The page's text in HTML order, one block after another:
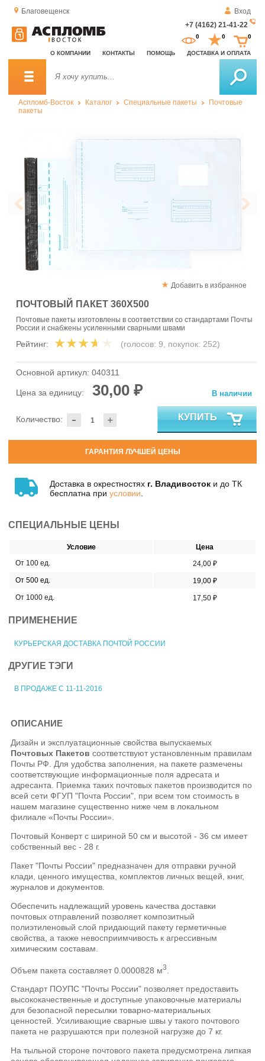
Благовещенск
Вход
+7 (4162) 21-41-22
О КОМПАНИИ КОНТАКТЫ ПОМОЩЬ ДОСТАВКА И ОПЛАТА
0 0 0
Аспломб-Восток Каталог Специальные пакеты
Почтовые
пакеты
Добавить в избранное
ПОЧТОВЫЙ ПАКЕТ 360Х500
Почтовые пакеты изготовлены в соответствии со стандартами Почты
России и снабжены усиленными сварными швами
Рейтинг: (голосов: 9, покупок: 252)
Основной артикул: 040311
Цена за единицу: 30,00 ₽
- +
Количество:
В наличии
КУПИТЬ
ГАРАНТИЯ ЛУЧШЕЙ ЦЕНЫ
Доставка в окрестностях г. Владивосток и до ТК
бесплатна при условии
СПЕЦИАЛЬНЫЕ ЦЕНЫ
Условие
Цена
От 100 ед.
24,00 ₽
От 500 ед.
19,00 ₽
От 1000 ед.
17,50 ₽
ПРИМЕНЕНИЕ
КУРЬЕРСКАЯ ДОСТАВКА ПОЧТОЙ РОССИИ
ДРУГИЕ ТЭГИ
В ПРОДАЖЕ С 11-11-2016
ОПИСАНИЕ
Дизайн и эксплуатационные свойства выпускаемых
Почтовых Пакетов соответствуют установленным правилам
Почты РФ. Для удобства заполнения, на пакете размечены
соответствующие информационные поля адресата и
адресанта. Приемка таких почтовых пакетов производится по
всей сети ФГУП "Почта России", при всем том стоимость в
нашем магазине существенно ниже чем в локальном
филиале «Почты России».
Почтовый Конверт с шириной 50 см и высотой - 36 см имеет
собственный вес - 28 г.
Пакет "Почты России" предназначен для отправки ручной
клади, ценного имущества, комплектов личных вещей, книг,
журналов и документов.
Обеспечить надлежащий уровень качества доставки
почтовых отправлений позволяет композитный
полиэтиленовый слой придающий пакету герметичные
свойства, а также невосприимчивость к агрессивным
химическим составам.
Объем пакета составляет 0.0000828 м3
Стандарт ПОУПС "Почты России" позволяет предоставить
высококачественные и доступные упаковочные материалы
для безопасной пересылки товарно-материальных
ценностей. Усиливающие сварные швы у такого почтового
пакета не разрушаются при полезной нагрузке до 7 кг.
На тыльной стороне почтового пакета предусмотрена липкая